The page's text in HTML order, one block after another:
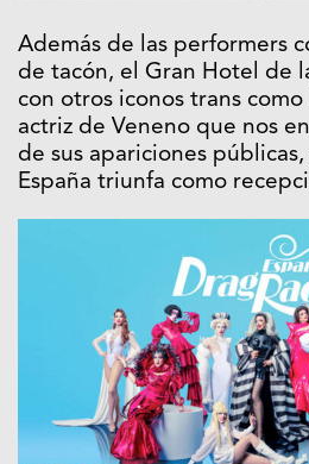
Además de las performers
de tacón, el Gran Hotel de
con otros iconos trans como
actriz de Veneno que nos
de sus apariciones
España triunfa como